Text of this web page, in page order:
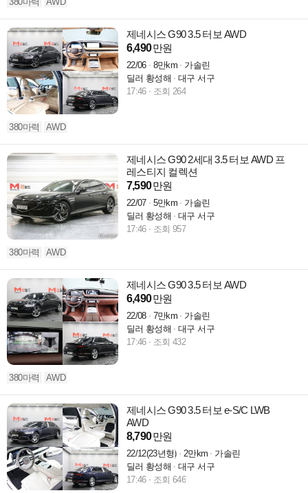
제네시스 G90 3.5 터보 AWD
6,490만원
22/06 8만km
가솔린
딜러 황성해
대구 서구
17:46
조회 264
380마력 AWD
제네시스 G90 2세대 3.5 터보 AWD 프
레스티지 컬렉션
7,590만원
22/07 5만km
가솔린
딜러 황성해
대구 서구
17:46
조회 957
380마력 AWD
제네시스 G90 3.5 터보 AWD
6,490만원
22/08 7만km
가솔린
딜러 황성해
대구 서구
17:46
조회 432
380마력 AWD
제네시스 G90 3.5 터보 e-S/C LWB
AWD
8,790만원
22/12(23년형) 2만km
가솔린
딜러 황성해
대구 서구
17:46
조회 646